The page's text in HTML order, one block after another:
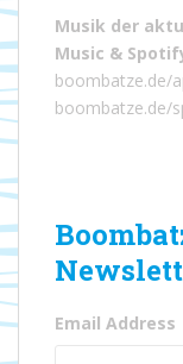
Musik der
Music &
boombatze.de/
boombatze.de/
Email Address